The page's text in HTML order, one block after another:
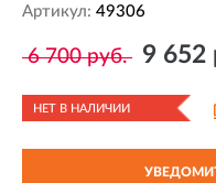
Артикул: 49306
6 700 руб. 9 652
НЕТ В НАЛИЧИИ